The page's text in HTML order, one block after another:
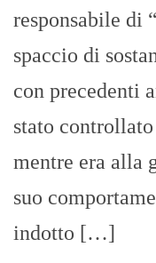
responsabile di
spaccio di
con precedenti
stato
mentre era alla
suo
indotto […]